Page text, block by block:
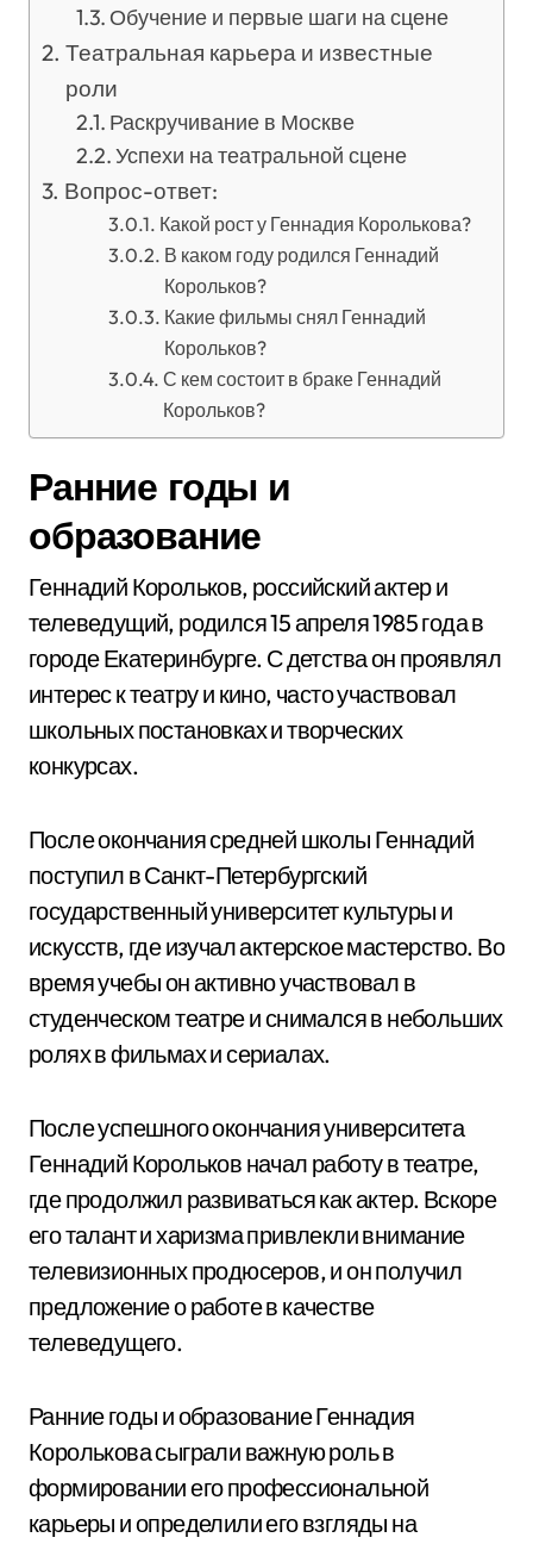
Обучение и первые шаги на сцене
Театральная карьера и известные
роли
Раскручивание в Москве
Успехи на театральной сцене
Вопрос-ответ:
Какой рост у Геннадия Королькова?
В каком году родился Геннадий
Корольков?
Какие фильмы снял Геннадий
Корольков?
С кем состоит в браке Геннадий
Корольков?
Ранние годы и
образование
Геннадий Корольков, российский актер и
телеведущий, родился 15 апреля 1985 года в
городе Екатеринбурге. С детства он проявлял
интерес к театру и кино, часто участвовал
школьных постановках и творческих
конкурсах.
После окончания средней школы Геннадий
поступил в Санкт-Петербургский
государственный университет культуры и
искусств, где изучал актерское мастерство. Во
время учебы он активно участвовал в
студенческом театре и снимался в небольших
ролях в фильмах и сериалах.
После успешного окончания университета
Геннадий Корольков начал работу в театре,
где продолжил развиваться как актер. Вскоре
его талант и харизма привлекли внимание
телевизионных продюсеров, и он получил
предложение о работе в качестве
телеведущего.
Ранние годы и образование Геннадия
Королькова сыграли важную роль в
формировании его профессиональной
карьеры и определили его взгляды на